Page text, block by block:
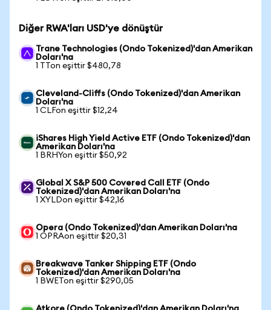
Diğer RWA'ları USD'ye dönüştür
Trane Technologies (Ondo Tokenized)'dan Amerikan
Doları'na
1 TTon eşittir $480,78
Cleveland-Cliffs (Ondo Tokenized)'dan Amerikan
Doları'na
1 CLFon eşittir $12,24
iShares High Yield Active ETF (Ondo Tokenized)'dan
Amerikan Doları'na
1 BRHYon eşittir $50,92
Global X S&P 500 Covered Call ETF (Ondo
Tokenized)'dan Amerikan Doları'na
1 XYLDon eşittir $42,16
Opera (Ondo Tokenized)'dan Amerikan Doları'na
1 OPRAon eşittir $20,31
Breakwave Tanker Shipping ETF (Ondo
Tokenized)'dan Amerikan Doları'na
1 BWETon eşittir $290,05